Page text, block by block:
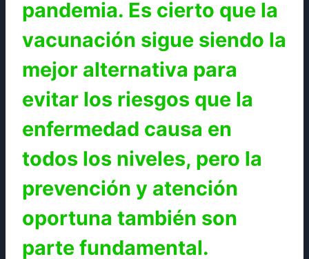
pandemia. Es cierto que la
vacunación sigue siendo la
mejor alternativa para
evitar los riesgos que la
enfermedad causa en
todos los niveles, pero la
prevención y atención
oportuna también son
parte fundamental.